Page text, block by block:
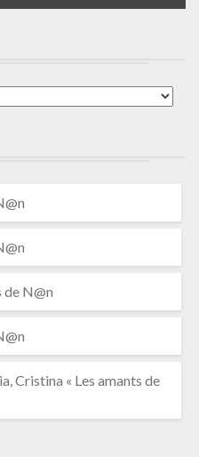
de N@n
Cristina « Les amants de